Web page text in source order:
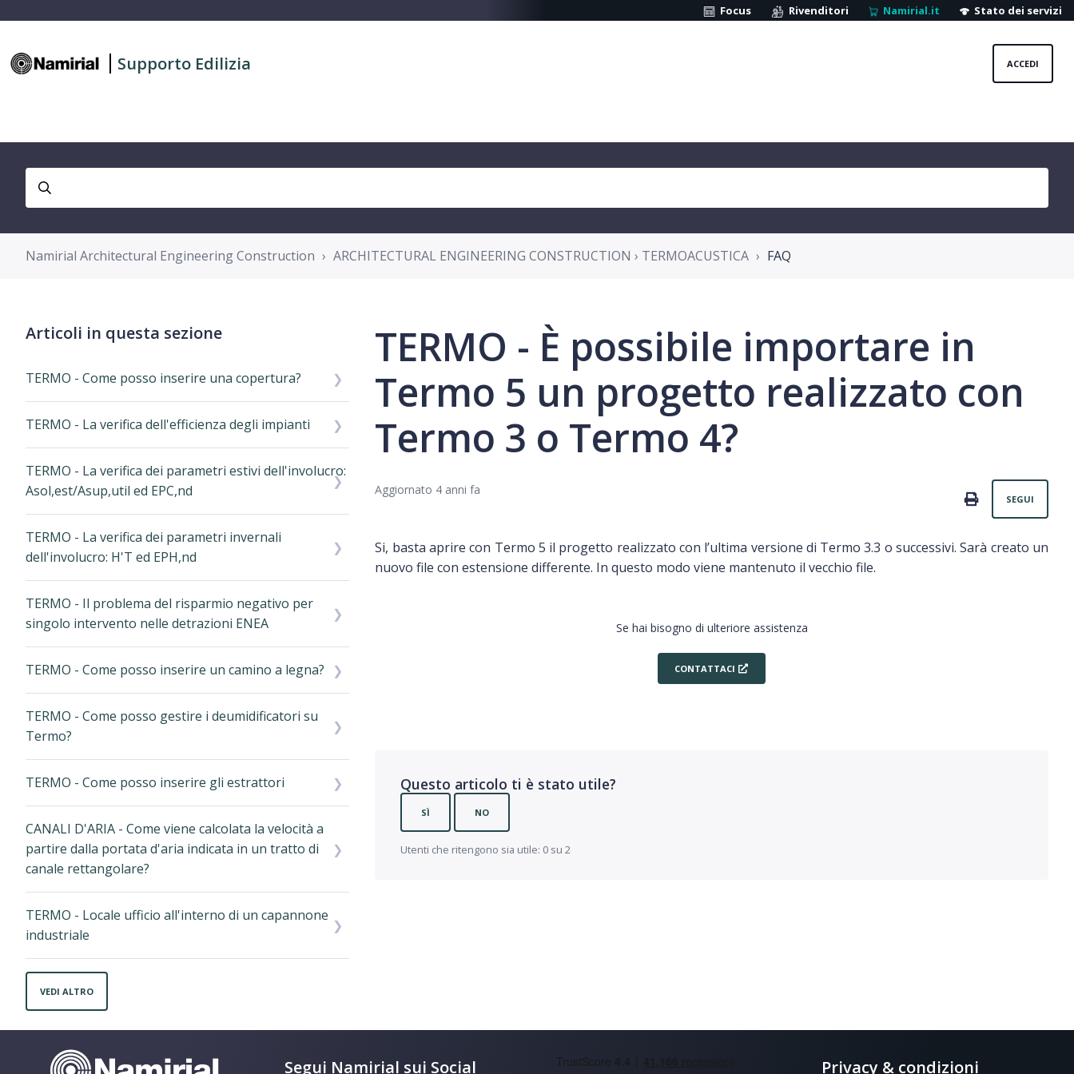
Focus Rivenditori Namirial.it Stato dei servizi
Supporto Edilizia ACCEDI
Namirial Architectural Engineering Construction ARCHITECTURAL ENGINEERING CONSTRUCTION › TERMOACUSTICA FAQ
Articoli in questa sezione
TERMO - Come posso inserire una copertura?
TERMO - La verifica dell'efficienza degli impianti
TERMO - La verifica dei parametri estivi dell'involucro:
Asol,est/Asup,util ed EPC,nd
TERMO - La verifica dei parametri invernali
dell'involucro: H'T ed EPH,nd
TERMO - Il problema del risparmio negativo per
singolo intervento nelle detrazioni ENEA
TERMO - Come posso inserire un camino a legna?
TERMO - Come posso gestire i deumidificatori su
Termo?
TERMO - Come posso inserire gli estrattori
CANALI D'ARIA - Come viene calcolata la velocità a
partire dalla portata d'aria indicata in un tratto di
canale rettangolare?
TERMO - Locale ufficio all'interno di un capannone
industriale
VEDI ALTRO
TERMO - È possibile importare in
Termo 5 un progetto realizzato con
Termo 3 o Termo 4?
Aggiornato 4 anni fa PRINT
SEGUI
Si, basta aprire con Termo 5 il progetto realizzato con l’ultima versione di Termo 3.3 o successivi. Sarà creato un
nuovo file con estensione differente. In questo modo viene mantenuto il vecchio file.
Se hai bisogno di ulteriore assistenza
CONTATTACI
Questo articolo ti è stato utile?
SÌ NO
Utenti che ritengono sia utile: 0 su 2
Segui Namirial sui Social Privacy & condizioni